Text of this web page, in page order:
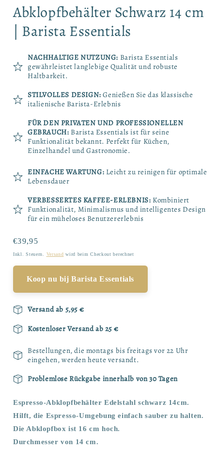
Abklopfbehälter Schwarz 14 cm
| Barista Essentials
NACHHALTIGE NUTZUNG: Barista Essentials
gewährleistet langlebige Qualität und robuste
Haltbarkeit.
STILVOLLES DESIGN: Genießen Sie das klassische
italienische Barista-Erlebnis
FÜR DEN PRIVATEN UND PROFESSIONELLEN
GEBRAUCH: Barista Essentials ist für seine
Funktionalität bekannt. Perfekt für Küchen,
Einzelhandel und Gastronomie.
EINFACHE WARTUNG: Leicht zu reinigen für optimale
Lebensdauer
VERBESSERTES KAFFEE-ERLEBNIS: Kombiniert
Funktionalität, Minimalismus und intelligentes Design
für ein müheloses Benutzererlebnis
Normaler
Preis
€39,95
Inkl. Steuern. Versand wird beim Checkout berechnet
Koop nu bij Barista Essentials
Versand ab 5,95 €
Kostenloser Versand ab 25 €
Bestellungen, die montags bis freitags vor 22 Uhr
eingehen, werden heute versandt.
Problemlose Rückgabe innerhalb von 30 Tagen
Espresso-Abklopfbehälter Edelstahl schwarz 14cm.
Hilft, die Espresso-Umgebung einfach sauber zu halten.
Die Abklopfbox ist 16 cm hoch.
Durchmesser von 14 cm.